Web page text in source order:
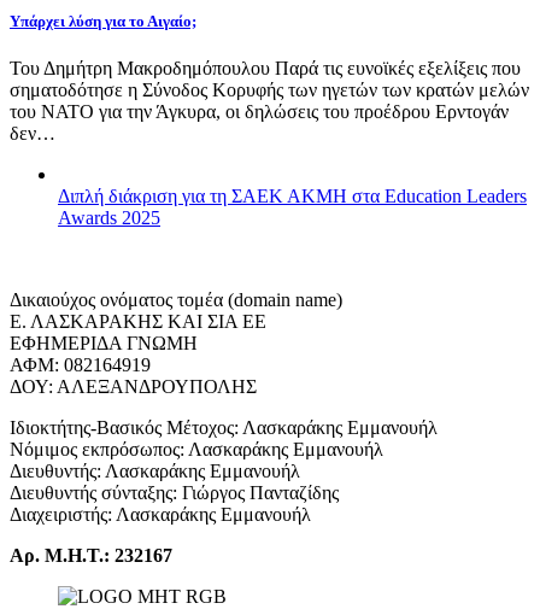
Υπάρχει λύση για το Αιγαίο;
Του Δημήτρη Μακροδημόπουλου Παρά τις ευνοϊκές εξελίξεις που
σηματοδότησε η Σύνοδος Κορυφής των ηγετών των κρατών μελών
του ΝΑΤΟ για την Άγκυρα, οι δηλώσεις του προέδρου Ερντογάν
δεν…
Διπλή διάκριση για τη ΣΑΕΚ ΑΚΜΗ στα Education Leaders
Awards 2025
Δικαιούχος ονόματος τομέα (domain name)
Ε. ΛΑΣΚΑΡΑΚΗΣ ΚΑΙ ΣΙΑ ΕΕ
ΕΦΗΜΕΡΙΔΑ ΓΝΩΜΗ
ΑΦΜ: 082164919
ΔΟΥ: ΑΛΕΞΑΝΔΡΟΥΠΟΛΗΣ
Ιδιοκτήτης-Βασικός Μέτοχος: Λασκαράκης Εμμανουήλ
Νόμιμος εκπρόσωπος: Λασκαράκης Εμμανουήλ
Διευθυντής: Λασκαράκης Εμμανουήλ
Διευθυντής σύνταξης: Γιώργος Πανταζίδης
Διαχειριστής: Λασκαράκης Εμμανουήλ
Αρ. Μ.Η.Τ.: 232167